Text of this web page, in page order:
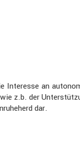
an
z.b. der
dar.